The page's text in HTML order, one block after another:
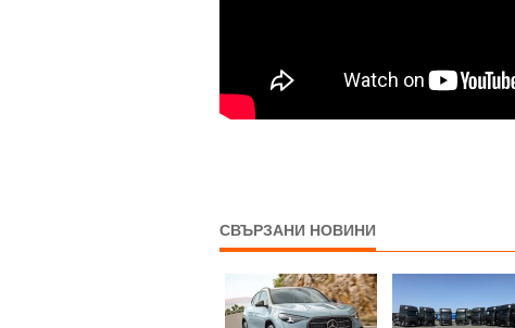
СВЪРЗАНИ НОВИНИ